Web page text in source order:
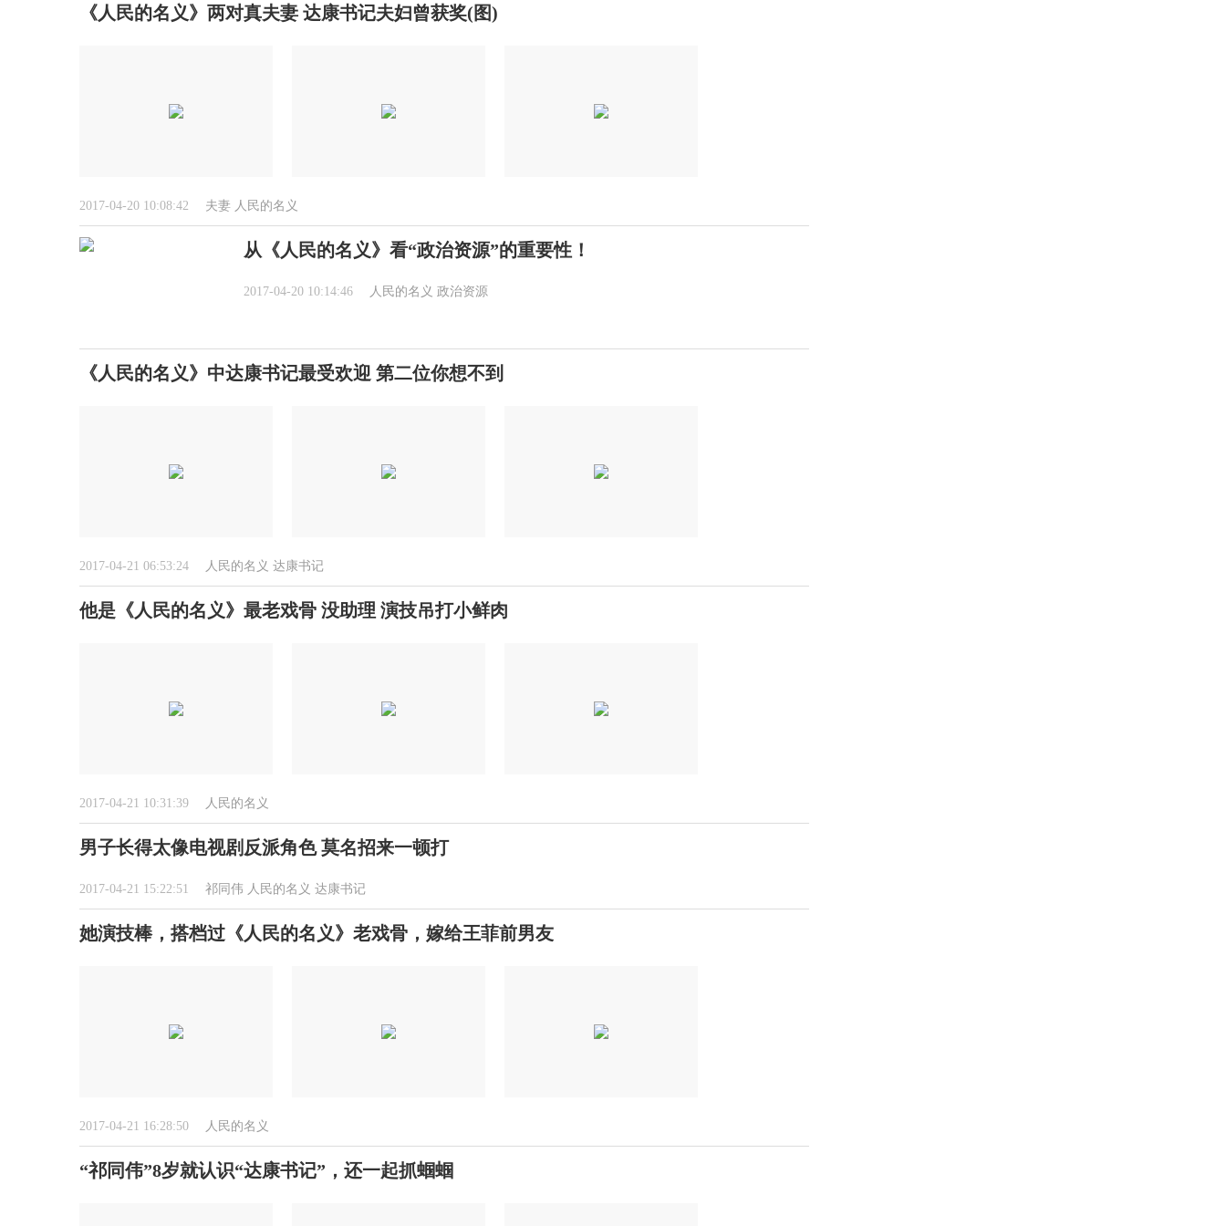
《人民的名义》两对真夫妻 达康书记夫妇曾获奖(图)
2017-04-20 10:08:42 夫妻 人民的名义
从《人民的名义》看“政治资源”的重要性！
2017-04-20 10:14:46 人民的名义 政治资源
《人民的名义》中达康书记最受欢迎 第二位你想不到
2017-04-21 06:53:24 人民的名义 达康书记
他是《人民的名义》最老戏骨 没助理 演技吊打小鲜肉
2017-04-21 10:31:39 人民的名义
男子长得太像电视剧反派角色 莫名招来一顿打
2017-04-21 15:22:51 祁同伟 人民的名义 达康书记
她演技棒，搭档过《人民的名义》老戏骨，嫁给王菲前男友
2017-04-21 16:28:50 人民的名义
“祁同伟”8岁就认识“达康书记”，还一起抓蝈蝈